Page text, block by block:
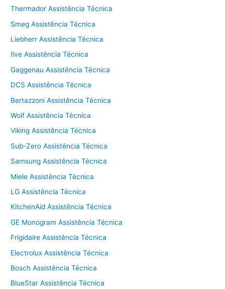
Thermador Assistência Técnica
Smeg Assistência Técnica
Liebherr Assistência Técnica
Ilve Assistência Técnica
Gaggenau Assistência Técnica
DCS Assistência Técnica
Bertazzoni Assistência Técnica
Wolf Assistência Técnica
Viking Assistência Técnica
Sub-Zero Assistência Técnica
Samsung Assistência Técnica
Miele Assistência Técnica
LG Assistência Técnica
KitchenAid Assistência Técnica
GE Monogram Assistência Técnica
Frigidaire Assistência Técnica
Electrolux Assistência Técnica
Bosch Assistência Técnica
BlueStar Assistência Técnica